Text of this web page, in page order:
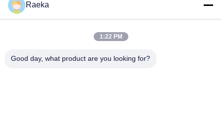
περιστροφική vane
Κενή αντλία
κυλίνδρων
Ξηρά κενή αντλία
Raeka
1:22 PM
Good day, what product are you looking for?